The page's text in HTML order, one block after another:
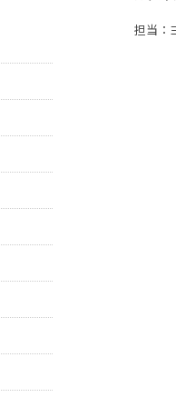
担当：